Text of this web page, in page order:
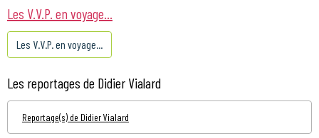
Les V.V.P. en voyage...
Les V.V.P. en voyage...
Les reportages de Didier Vialard
Reportage(s) de Didier Vialard